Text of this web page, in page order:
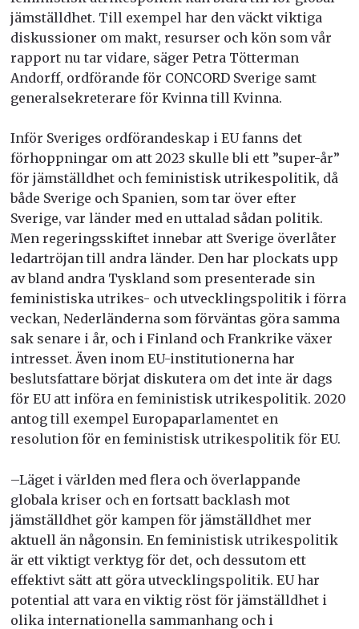
jämställdhet. Till exempel har den väckt viktiga
diskussioner om makt, resurser och kön som vår
rapport nu tar vidare, säger Petra Tötterman
Andorff, ordförande för CONCORD Sverige samt
generalsekreterare för Kvinna till Kvinna.
Inför Sveriges ordförandeskap i EU fanns det
förhoppningar om att 2023 skulle bli ett ”super-år”
för jämställdhet och feministisk utrikespolitik, då
både Sverige och Spanien, som tar över efter
Sverige, var länder med en uttalad sådan politik.
Men regeringsskiftet innebar att Sverige överlåter
ledartröjan till andra länder. Den har plockats upp
av bland andra Tyskland som presenterade sin
feministiska utrikes- och utvecklingspolitik i förra
veckan, Nederländerna som förväntas göra samma
sak senare i år, och i Finland och Frankrike växer
intresset. Även inom EU-institutionerna har
beslutsfattare börjat diskutera om det inte är dags
för EU att införa en feministisk utrikespolitik. 2020
antog till exempel Europaparlamentet en
resolution för en feministisk utrikespolitik för EU.
–Läget i världen med flera och överlappande
globala kriser och en fortsatt backlash mot
jämställdhet gör kampen för jämställdhet mer
aktuell än någonsin. En feministisk utrikespolitik
är ett viktigt verktyg för det, och dessutom ett
effektivt sätt att göra utvecklingspolitik. EU har
potential att vara en viktig röst för jämställdhet i
olika internationella sammanhang och i